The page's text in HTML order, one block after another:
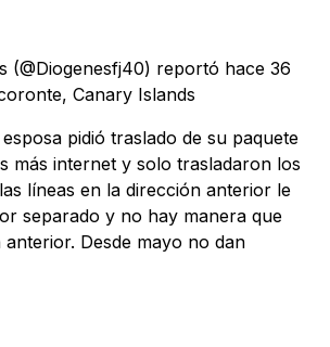
(@Diogenesfj40) reportó hace 36
Canary Islands
pidió traslado de su paquete
más internet y solo trasladaron los
líneas en la dirección anterior le
separado y no hay manera que
Desde mayo no dan